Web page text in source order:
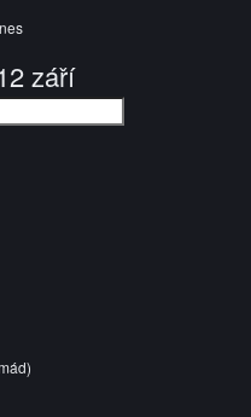
září